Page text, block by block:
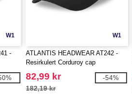
W1
-
W1
ATLANTIS HEADWEAR AT242 -
Resirkulert Corduroy cap
82,99 kr
182,19 kr
-54%